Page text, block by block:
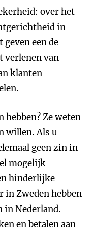
over het
in
een de
verlenen van
klanten
hebben? Ze weten
willen. Als u
geen zin in
mogelijk
hinderlijke
Zweden hebben
in Nederland.
en betalen aan